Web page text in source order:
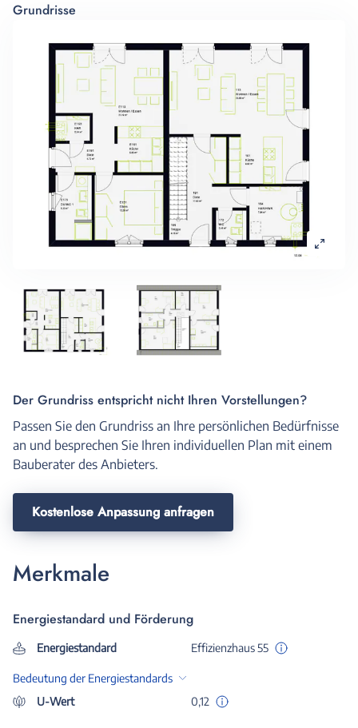
Grundrisse
Der Grundriss entspricht nicht Ihren Vorstellungen?
Passen Sie den Grundriss an Ihre persönlichen Bedürfnisse
an und besprechen Sie Ihren individuellen Plan mit einem
Bauberater des Anbieters.
Kostenlose Anpassung anfragen
Merkmale
Energiestandard und Förderung
Energiestandard Effizienzhaus 55
Bedeutung der Energiestandards
U-Wert
0,12